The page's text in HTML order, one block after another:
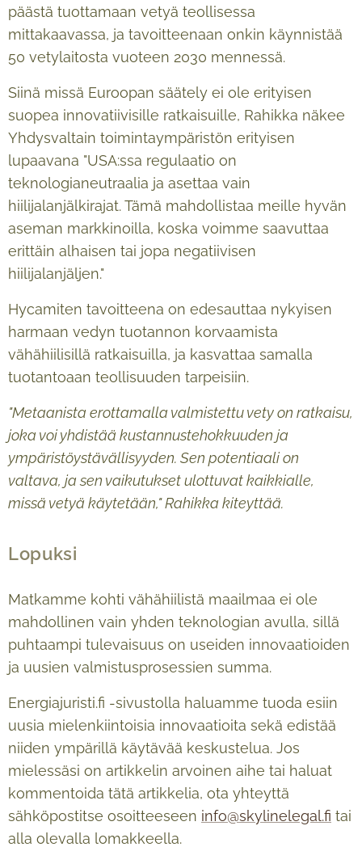
päästä tuottamaan vetyä teollisessa
mittakaavassa, ja tavoitteenaan onkin käynnistää
50 vetylaitosta vuoteen 2030 mennessä.
Siinä missä Euroopan säätely ei ole erityisen
suopea innovatiivisille ratkaisuille, Rahikka näkee
Yhdysvaltain toimintaympäristön erityisen
lupaavana "USA:ssa regulaatio on
teknologianeutraalia ja asettaa vain
hiilijalanjälkirajat. Tämä mahdollistaa meille hyvän
aseman markkinoilla, koska voimme saavuttaa
erittäin alhaisen tai jopa negatiivisen
hiilijalanjäljen."
Hycamiten tavoitteena on edesauttaa nykyisen
harmaan vedyn tuotannon korvaamista
vähähiilisillä ratkaisuilla, ja kasvattaa samalla
tuotantoaan teollisuuden tarpeisiin.
"Metaanista erottamalla valmistettu vety on ratkaisu,
joka voi yhdistää kustannustehokkuuden ja
ympäristöystävällisyyden. Sen potentiaali on
valtava, ja sen vaikutukset ulottuvat kaikkialle,
missä vetyä käytetään," Rahikka kiteyttää.
Lopuksi
Matkamme kohti vähähiilistä maailmaa ei ole
mahdollinen vain yhden teknologian avulla, sillä
puhtaampi tulevaisuus on useiden innovaatioiden
ja uusien valmistusprosessien summa.
Energiajuristi.fi -sivustolla haluamme tuoda esiin
uusia mielenkiintoisia innovaatioita sekä edistää
niiden ympärillä käytävää keskustelua. Jos
mielessäsi on artikkelin arvoinen aihe tai haluat
kommentoida tätä artikkelia, ota yhteyttä
sähköpostitse osoitteeseen info@skylinelegal.fi tai
alla olevalla lomakkeella.